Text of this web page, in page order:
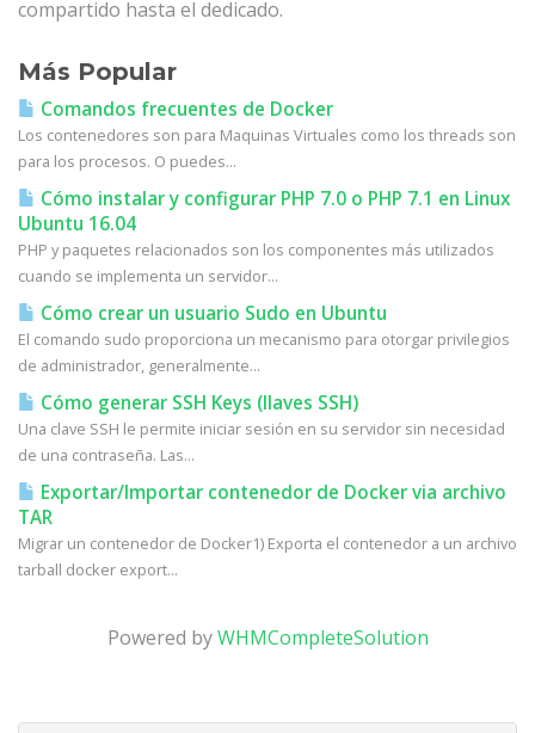
compartido hasta el dedicado.
Más Popular
Comandos frecuentes de Docker
Los contenedores son para Maquinas Virtuales como los threads son
para los procesos. O puedes...
Cómo instalar y configurar PHP 7.0 o PHP 7.1 en Linux
Ubuntu 16.04
PHP y paquetes relacionados son los componentes más utilizados
cuando se implementa un servidor...
Cómo crear un usuario Sudo en Ubuntu
El comando sudo proporciona un mecanismo para otorgar privilegios
de administrador, generalmente...
Cómo generar SSH Keys (llaves SSH)
Una clave SSH le permite iniciar sesión en su servidor sin necesidad
de una contraseña. Las...
Exportar/Importar contenedor de Docker via archivo
TAR
Migrar un contenedor de Docker1) Exporta el contenedor a un archivo
tarball docker export...
Powered byWHMCompleteSolution